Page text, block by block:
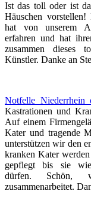
Ist das toll oder ist
Häuschen vorstellen!
hat von unserem
erfahren und hat
zusammen dieses
Künstler. Danke an
Notfelle Niederrhein
Kastrationen und
Auf einem
Kater und tragende
unterstützen wir den
kranken Kater
gepflegt bis sie
dürfen. Schön,
zusammenarbeitet.